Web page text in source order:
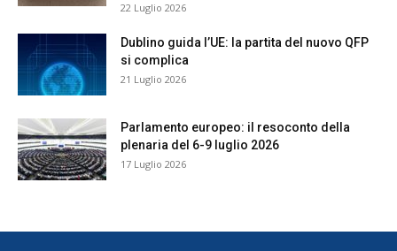
22 Luglio 2026
Dublino guida l’UE: la partita del nuovo QFP
si complica
21 Luglio 2026
Parlamento europeo: il resoconto della
plenaria del 6-9 luglio 2026
17 Luglio 2026